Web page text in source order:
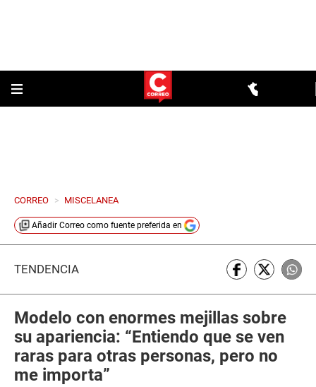
CORREO > MISCELANEA
Añadir Correo como fuente preferida en
TENDENCIA
Modelo con enormes mejillas sobre
su apariencia: “Entiendo que se ven
raras para otras personas, pero no
me importa”